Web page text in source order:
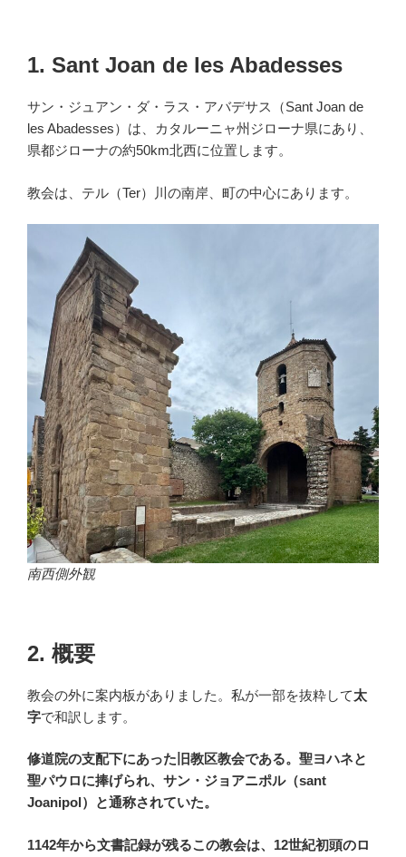
1. Sant Joan de les Abadesses
サン・ジュアン・ダ・ラス・アバデサス（Sant Joan de
les Abadesses）は、カタルーニャ州ジローナ県にあり、
県都ジローナの約50km北西に位置します。
教会は、テル（Ter）川の南岸、町の中心にあります。
南西側外観
2. 概要
教会の外に案内板がありました。私が一部を抜粋して太
字で和訳します。
修道院の支配下にあった旧教区教会である。聖ヨハネと
聖パウロに捧げられ、サン・ジョアニポル（sant
Joanipol）と通称されていた。
1142年から文書記録が残るこの教会は、12世紀初頭のロ